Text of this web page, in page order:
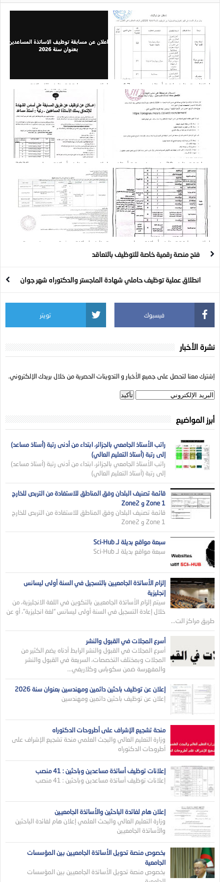
إعلانات توظيف لرتبة أستاذ مساعد : 17
اعلان عن مسابقة توظيف الاساتذة
المساعدين بعنوان سنة 2026
مسابقة توظيف 30 منصب في رتبة أستاذ
مساعد 2024
21 منصب
إعلان مسابقة توظيف أساتذة مساعدين :
توظيف اساتذة بحث قسم ب في عدة
ولايات
فتح منصة رقمية خاصة للتوظيف بالتعاقد
انطلاق عملية توظيف حاملي شهادة الماجستر والدكتوراه شهر جوان
فيسبوك تويتر
نشرة الأخبار
إشترك معنا لتحصل على جميع الأخبار و التدوينات الحصرية من خلال بريدك الإلكتروني.
أبرز المواضيع
راتب الأستاذ الجامعي بالجزائر، ابتداء من أدنى رتبة (أستاذ مساعد)
إلى رتبة (أستاذ التعليم العالي)
راتب الأستاذ الجامعي بالجزائر، ابتداء من أدنى رتبة (أستاذ مساعد)
إلى رتبة (أستاذ التعليم العالي)
قائمة تصنيف البلدان وفق المناطق للاستفادة من التربص للخارج
Zone 1 و Zone2
قائمة تصنيف البلدان وفق المناطق للاستفادة من التربص للخارج
Zone 1 و Zone2
سبعة مواقع بديلة لـ Sci-Hub
سبعة مواقع بديلة لـ Sci-Hub
إلزام الأساتذة الجامعيين بالتسجيل في السنة أولى ليسانس
إنجليزية
سيتم إلزام الأساتذة الجامعيين بالتكوين في اللغة الانجليزية، من
خلال إعادة التسجيل في السنة أولى ليسانس “لغة انجليزية”، أو عن
طريق مراكز الت...
أسرع المجلات في القبول والنشر
أسرع المجلات في القبول والنشر الرابط أدناه يضم الكثير من
المجلات وبمختلف التخصصات، السريعة في القبول والنشر
والمفهرسة ضمن سكوباس وكلاريفي...
إعلان عن توظيف باحثين دائمين ومهندسين بعنوان سنة 2026
إعلان عن توظيف باحثين دائمين ومهندسين
منحة تشجيع الإشراف على أطروحات الدكتوراه
وزارة التعليم العالي والبجث العلمي منحة تشجيع الإشراف على
أطروحات الدكتوراه
إعلانات توظيف أساتذة مساعدين وباحثين : 41 منصب
إعلانات توظيف أساتذة مساعدين وباحثين : 41 منصب
إعلان هام لفائدة الباحثين والأساتذة الجامعيين
وزارة التعليم العالي والبحث العلمي إعلان هام لفائدة الباحثين
والأساتذة الجامعيين
بخصوص منصة تحويل الأساتذة الجامعيين بين المؤسسات
الجامعية
بخصوص منصة تحويل الأساتذة الجامعيين بين المؤسسات